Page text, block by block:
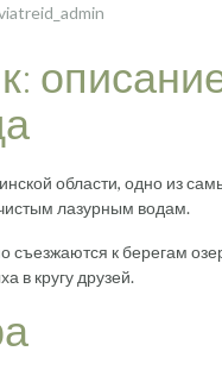
области, одно из
лазурным водам.
съезжаются к берегам
в кругу друзей.